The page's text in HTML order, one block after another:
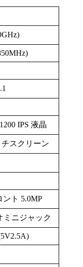
IPS 液晶
スクリーン
ント 5.0MP
ミニジャック